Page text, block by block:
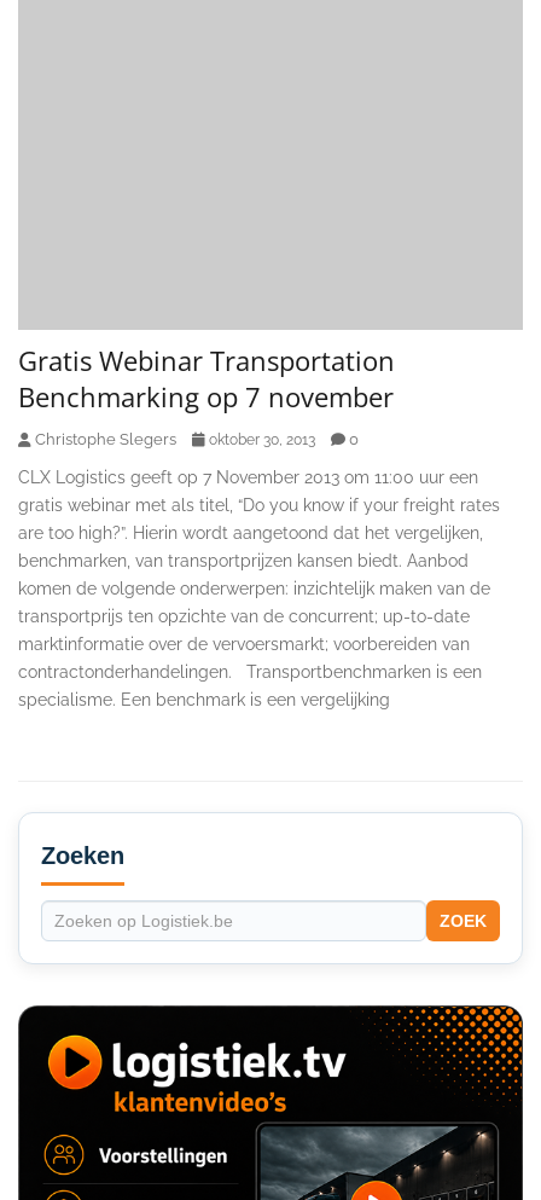
Gratis Webinar Transportation
Benchmarking op 7 november
Christophe Slegers oktober 30, 2013 0
CLX Logistics geeft op 7 November 2013 om 11:00 uur een
gratis webinar met als titel, “Do you know if your freight rates
are too high?”. Hierin wordt aangetoond dat het vergelijken,
benchmarken, van transportprijzen kansen biedt. Aanbod
komen de volgende onderwerpen: inzichtelijk maken van de
transportprijs ten opzichte van de concurrent; up-to-date
marktinformatie over de vervoersmarkt; voorbereiden van
contractonderhandelingen. Transportbenchmarken is een
specialisme. Een benchmark is een vergelijking
Secondary
Sidebar
Zoeken
ZOEK